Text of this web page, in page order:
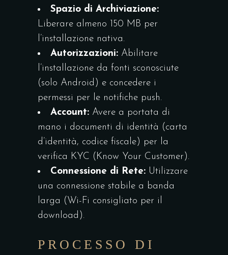
Spazio di Archiviazione:
Liberare almeno 150 MB per
l’installazione nativa.
Autorizzazioni: Abilitare
l’installazione da fonti sconosciute
(solo Android) e concedere i
permessi per le notifiche push.
Account: Avere a portata di
mano i documenti di identità (carta
d’identità, codice fiscale) per la
verifica KYC (Know Your Customer).
Connessione di Rete: Utilizzare
una connessione stabile a banda
larga (Wi-Fi consigliato per il
download).
PROCESSO DI